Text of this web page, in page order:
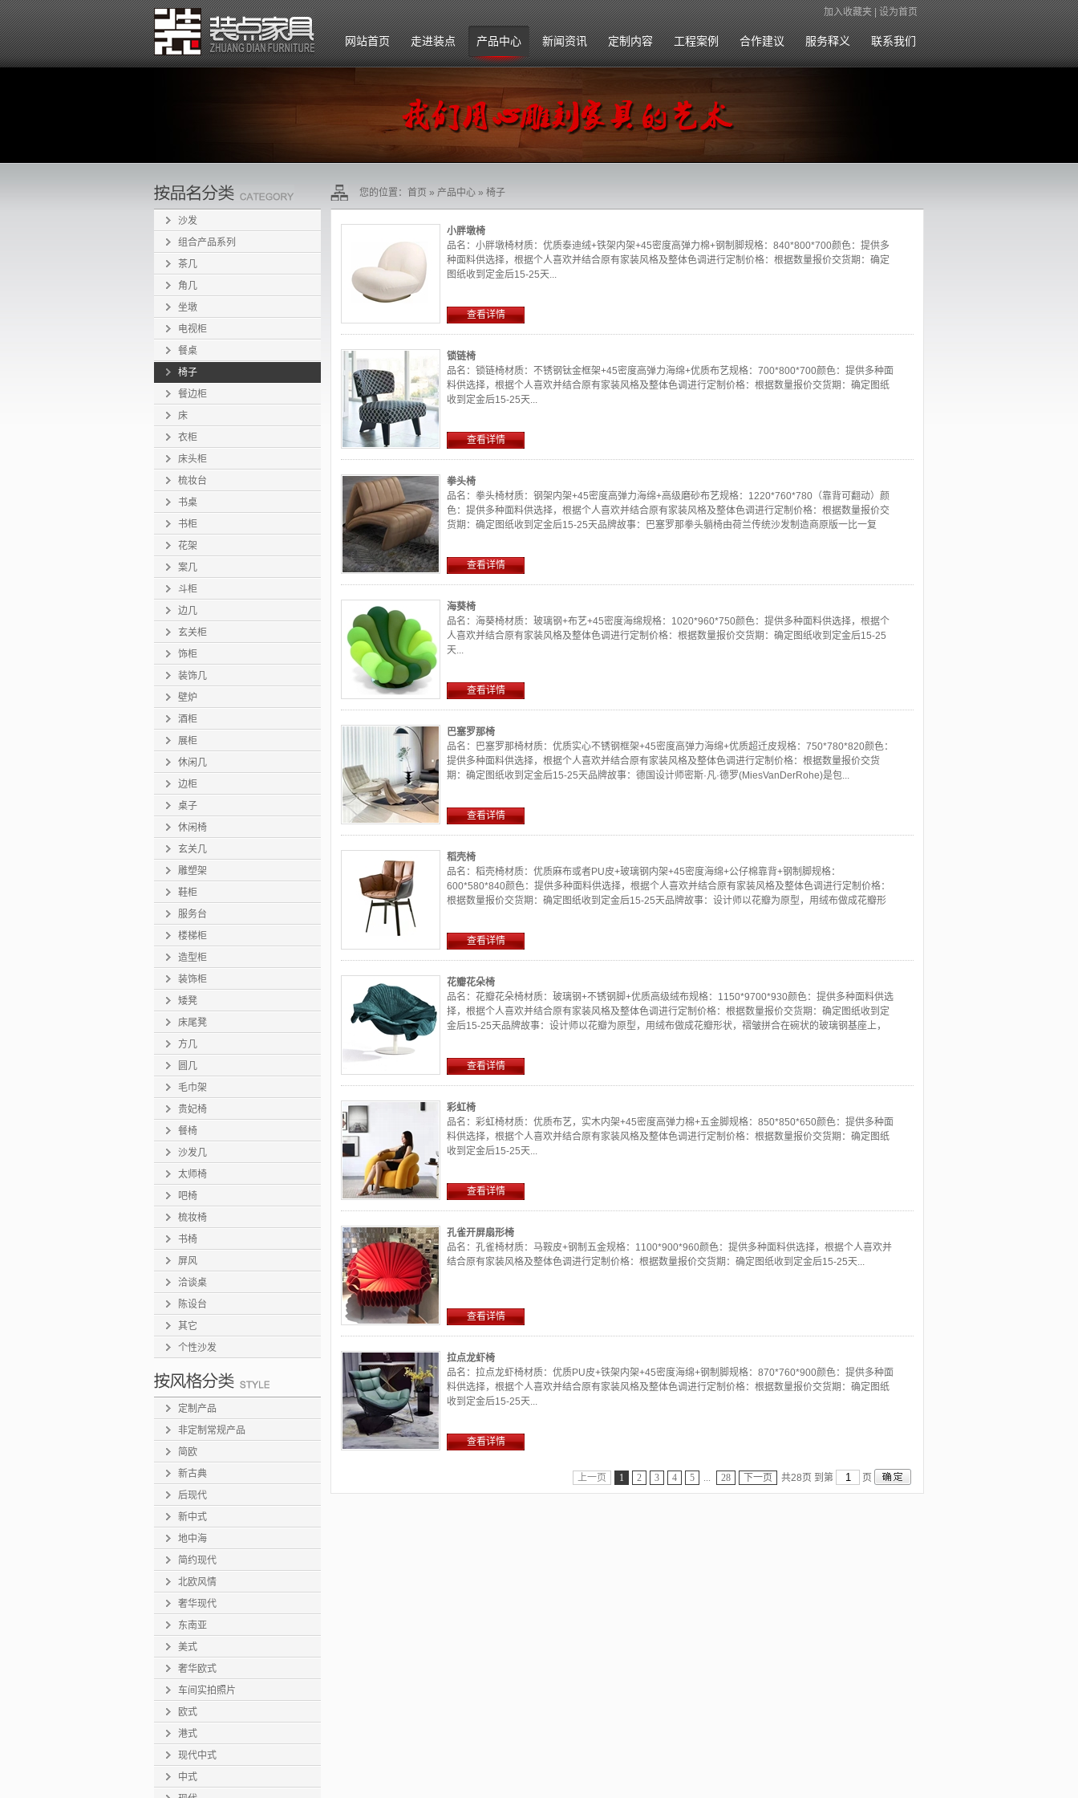
加入收藏夹|设为首页
网站首页 走进装点
企业文化
组织架构
产品中心 新闻资讯 定制内容
运输安装
注意事项
工程案例 合作建议 服务释义 联系我们
沙发
组合产品系列
茶几
角几
坐墩
电视柜
餐桌
椅子
餐边柜
床
衣柜
床头柜
梳妆台
书桌
书柜
花架
案几
斗柜
边几
玄关柜
饰柜
装饰几
壁炉
酒柜
展柜
休闲几
边柜
桌子
休闲椅
玄关几
雕塑架
鞋柜
服务台
楼梯柜
造型柜
装饰柜
矮凳
床尾凳
方几
圆几
毛巾架
贵妃椅
餐椅
沙发几
太师椅
吧椅
梳妆椅
书椅
屏风
洽谈桌
陈设台
其它
个性沙发
定制产品
非定制常规产品
简欧
新古典
后现代
新中式
地中海
简约现代
北欧风情
奢华现代
东南亚
美式
奢华欧式
车间实拍照片
欧式
港式
现代中式
中式
您的位置： 首页 » 产品中心 » 椅子
小胖墩椅
品名：小胖墩椅材质：优质泰迪绒+铁架内架+45密度高弹力棉+钢制脚规格：840*800*700颜色：提供多
种面料供选择，根据个人喜欢并结合原有家装风格及整体色调进行定制价格：根据数量报价交货期：确定
图纸收到定金后15-25天...
查看详情
锁链椅
品名：锁链椅材质：不锈钢钛金框架+45密度高弹力海绵+优质布艺规格：700*800*700颜色：提供多种面
料供选择，根据个人喜欢并结合原有家装风格及整体色调进行定制价格：根据数量报价交货期：确定图纸
收到定金后15-25天...
查看详情
拳头椅
品名：拳头椅材质：钢架内架+45密度高弹力海绵+高级磨砂布艺规格：1220*760*780（靠背可翻动）颜
色：提供多种面料供选择，根据个人喜欢并结合原有家装风格及整体色调进行定制价格：根据数量报价交
货期：确定图纸收到定金后15-25天品牌故事：巴塞罗那拳头躺椅由荷兰传统沙发制造商原版一比一复
查看详情
海葵椅
品名：海葵椅材质：玻璃钢+布艺+45密度海绵规格：1020*960*750颜色：提供多种面料供选择，根据个
人喜欢并结合原有家装风格及整体色调进行定制价格：根据数量报价交货期：确定图纸收到定金后15-25
天...
查看详情
巴塞罗那椅
品名：巴塞罗那椅材质：优质实心不锈钢框架+45密度高弹力海绵+优质超迁皮规格：750*780*820颜色：
提供多种面料供选择，根据个人喜欢并结合原有家装风格及整体色调进行定制价格：根据数量报价交货
期：确定图纸收到定金后15-25天品牌故事：德国设计师密斯·凡·德罗(MiesVanDerRohe)是包...
查看详情
稻壳椅
品名：稻壳椅材质：优质麻布或者PU皮+玻璃钢内架+45密度海绵+公仔棉靠背+钢制脚规格：
600*580*840颜色：提供多种面料供选择，根据个人喜欢并结合原有家装风格及整体色调进行定制价格：
根据数量报价交货期：确定图纸收到定金后15-25天品牌故事：设计师以花瓣为原型，用绒布做成花瓣形
查看详情
花瓣花朵椅
品名：花瓣花朵椅材质：玻璃钢+不锈钢脚+优质高级绒布规格：1150*9700*930颜色：提供多种面料供选
择，根据个人喜欢并结合原有家装风格及整体色调进行定制价格：根据数量报价交货期：确定图纸收到定
金后15-25天品牌故事：设计师以花瓣为原型，用绒布做成花瓣形状，褶皱拼合在碗状的玻璃钢基座上，
查看详情
彩虹椅
品名：彩虹椅材质：优质布艺，实木内架+45密度高弹力棉+五金脚规格：850*850*650颜色：提供多种面
料供选择，根据个人喜欢并结合原有家装风格及整体色调进行定制价格：根据数量报价交货期：确定图纸
收到定金后15-25天...
查看详情
孔雀开屏扇形椅
品名：孔雀椅材质：马鞍皮+钢制五金规格：1100*900*960颜色：提供多种面料供选择，根据个人喜欢并
结合原有家装风格及整体色调进行定制价格：根据数量报价交货期：确定图纸收到定金后15-25天...
查看详情
拉点龙虾椅
品名：拉点龙虾椅材质：优质PU皮+铁架内架+45密度海绵+钢制脚规格：870*760*900颜色：提供多种面
料供选择，根据个人喜欢并结合原有家装风格及整体色调进行定制价格：根据数量报价交货期：确定图纸
收到定金后15-25天...
查看详情
上一页 1 2 3 4 5 ... 28 下一页 共28页 到第 页